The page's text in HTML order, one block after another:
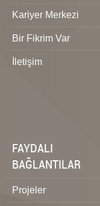
Kariyer Merkezi
Bir Fikrim Var
İletişim
FAYDALI
BAĞLANTILAR
Projeler